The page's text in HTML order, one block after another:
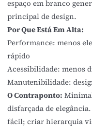
espaço em branco
principal de design.
Por Que Está Em Alta:
Performance: menos
rápido
Acessibilidade: menos
Manutenibilidade:
O Contraponto:
disfarçada de
fácil; criar hierarquia